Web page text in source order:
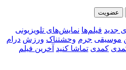
عضویت
جدید فیلم‌ها نمایش‌های تلویزیونی
موسیقی جرم وحشتناک ورزش درام
کمدی تماشا کنید آخرین فیلم